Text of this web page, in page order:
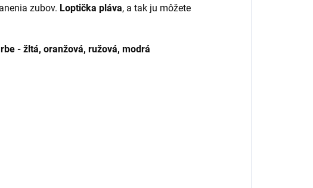
zubov. Loptička pláva, a tak ju môžete
- žltá, oranžová, ružová, modrá